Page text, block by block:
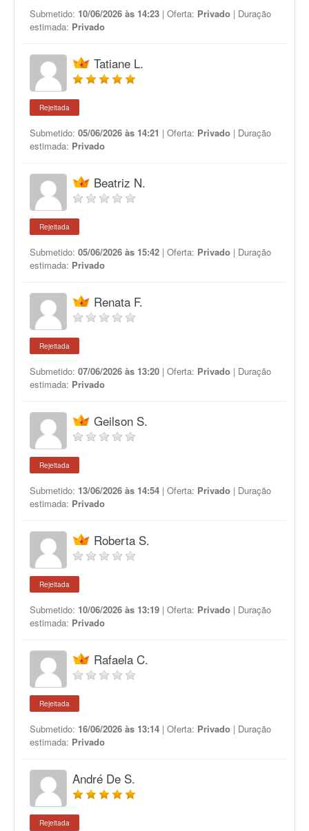
Submetido: 10/06/2026 às 14:23 | Oferta: Privado | Duração
estimada: Privado
Tatiane L.
Rejeitada
Submetido: 05/06/2026 às 14:21 | Oferta: Privado | Duração
estimada: Privado
Beatriz N.
Rejeitada
Submetido: 05/06/2026 às 15:42 | Oferta: Privado | Duração
estimada: Privado
Renata F.
Rejeitada
Submetido: 07/06/2026 às 13:20 | Oferta: Privado | Duração
estimada: Privado
Geilson S.
Rejeitada
Submetido: 13/06/2026 às 14:54 | Oferta: Privado | Duração
estimada: Privado
Roberta S.
Rejeitada
Submetido: 10/06/2026 às 13:19 | Oferta: Privado | Duração
estimada: Privado
Rafaela C.
Rejeitada
Submetido: 16/06/2026 às 13:14 | Oferta: Privado | Duração
estimada: Privado
André De S.
Rejeitada